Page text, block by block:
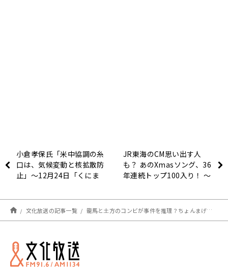
小倉孝保氏「米中協調の糸
口は、気候変動と核拡散防
止」～12月24日「くにま
JR東海のCM思い出す人
も？ あのXmasソング、36
年連続トップ100入り！ ～
ゃん」
文化放送の記事一覧 龍馬と土方のコンビが事件を推理？ちょんまげファン必聴！2022年のお正月に楽しみたい「時代劇」はコレだ～12月24日「くにまるジャパン極」